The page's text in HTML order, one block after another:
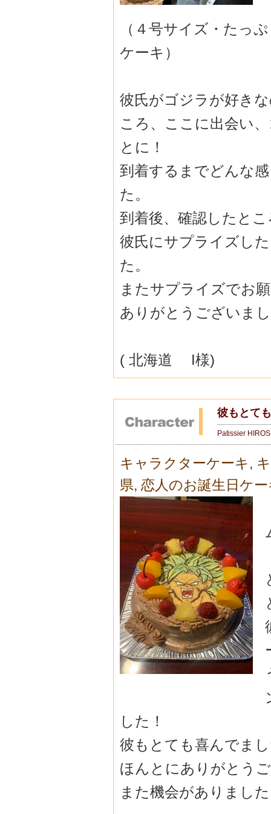
（４号サイズ・たっ
ケーキ）
彼氏がゴジラが好き
ころ、ここに出会い
とに！
到着するまでどんな
た。
到着後、確認したと
彼氏にサプライズし
た。
またサプライズでお
ありがとうございま
( 北海道 I様)
彼もとて
Patissier
キャラクターケーキ ,
県, 恋人のお誕生日ケー
した！
彼もとても喜んでま
ほんとにありがとう
また機会がありまし